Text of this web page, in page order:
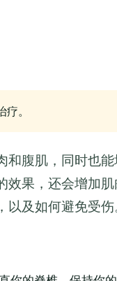
。
腹肌，同时也
效果，还会增加
及如何避免受伤